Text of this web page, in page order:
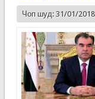
Чоп шуд: 31/01/2018